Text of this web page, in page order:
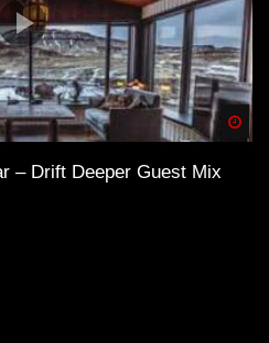
– Drift Deeper Guest Mix